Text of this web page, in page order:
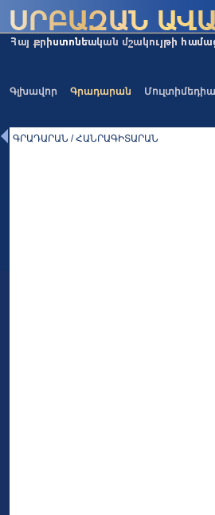
Գլխավոր Գրադարան Մուլտիմեդիա
ԳՐԱԴԱՐԱՆ / ՀԱՆՐԱԳԻՏԱՐԱՆ